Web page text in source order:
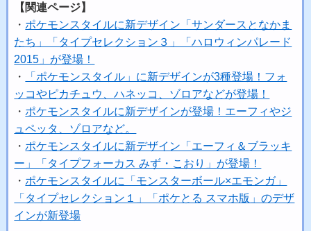
【関連ページ】
・ ポケモンスタイルに新デザイン「サンダースとなかま
たち」「タイプセレクション３」「ハロウィンパレード
2015」が登場！
・
「ポケモンスタイル」に新デザインが3種登場！フォ
ッコやピカチュウ、ハネッコ、ゾロアなどが登場！
・ ポケモンスタイルに新デザインが登場！エーフィやジ
ュペッタ、ゾロアなど。
・ ポケモンスタイルに新デザイン「エーフィ＆ブラッキ
ー」「タイプフォーカス みず・こおり」が登場！
・ ポケモンスタイルに「モンスターボール×エモンガ」
「タイプセレクション１」「ポケとる スマホ版」のデザ
インが新登場